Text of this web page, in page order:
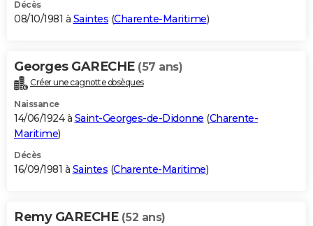
Décès
08/10/1981 à Saintes (Charente-Maritime)
Georges GARECHE (57 ans)
Créer une cagnotte obsèques
Naissance
14/06/1924 à Saint-Georges-de-Didonne (Charente-
Maritime)
Décès
16/09/1981 à Saintes (Charente-Maritime)
Remy GARECHE (52 ans)